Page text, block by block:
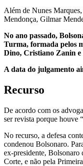
Além de Nunes
Mendonça, Gilmar
No ano passado,
Turma, formada pelos
Dino, Cristiano Zanin
A data do julgamento
Recurso
De acordo com os
ser revista porque houve
No recurso, a defesa
condenou Bolsonaro.
ex-presidente, Bolsonaro
Corte, e não pela